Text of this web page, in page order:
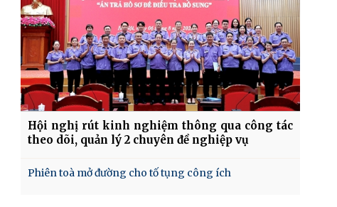
Hội nghị rút kinh nghiệm thông qua công tác
theo dõi, quản lý 2 chuyên đề nghiệp vụ
Phiên toà mở đường cho tố tụng công ích